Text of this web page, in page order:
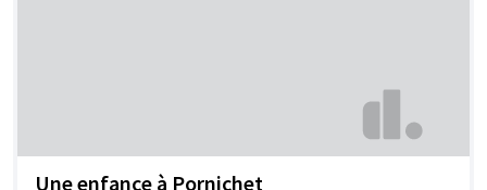
Une enfance à Pornichet